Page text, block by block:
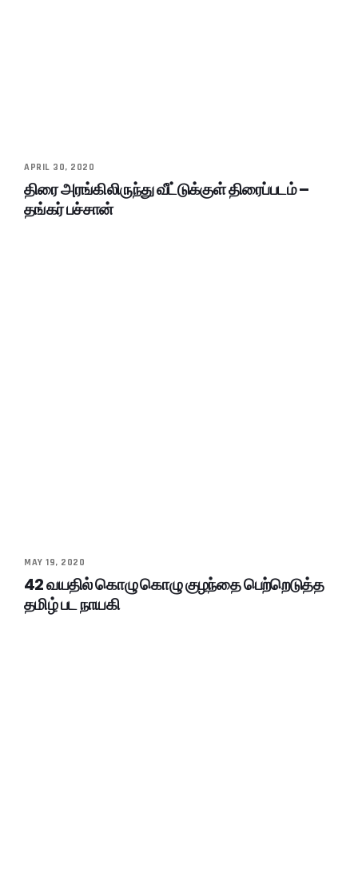
APRIL 30, 2020
திரை அரங்கிலிருந்து வீட்டுக்குள் திரைப்படம் –
தங்கர் பச்சான்
MAY 19, 2020
42 வயதில் கொழு கொழு குழந்தை பெற்றெடுத்த
தமிழ் பட நாயகி